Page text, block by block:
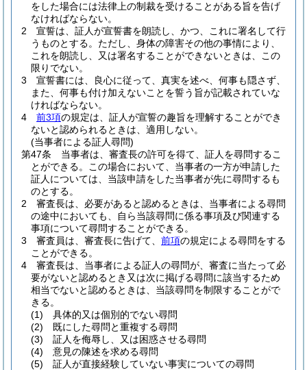
をした場合には法律上の制裁を受けることがある旨を告げ
なければならない。
2
宣誓は、証人が宣誓書を朗読し、かつ、これに署名して行
うものとする。 ただし、身体の障害その他の事情により、
これを朗読し、又は署名することができないときは、この
限りでない。
3
宣誓書には、良心に従って、真実を述べ、何事も隠さず、
また、何事も付け加えないことを誓う旨が記載されていな
ければならない。
4
前3項の規定は、証人が宣誓の趣旨を理解することができ
ないと認められるときは、適用しない。
(当事者による証人尋問)
第47条
当事者は、審査長の許可を得て、証人を尋問するこ
とができる。
この場合において、当事者の一方が申請した
証人については、当該申請をした当事者が先に尋問するも
のとする。
2
審査長は、必要があると認めるときは、当事者による尋問
の途中においても、自ら当該尋問に係る事項及び関連する
事項について尋問することができる。
3
審査員は、審査長に告げて、 前項の規定による尋問をする
ことができる。
4
審査長は、当事者による証人の尋問が、審査に当たって必
要がないと認めるとき又は次に掲げる尋問に該当するため
相当でないと認めるときは、当該尋問を制限することがで
きる。
(1)
具体的又は個別的でない尋問
(2)
既にした尋問と重複する尋問
(3)
証人を侮辱し、又は困惑させる尋問
(4)
意見の陳述を求める尋問
(5)
証人が直接経験していない事実についての尋問